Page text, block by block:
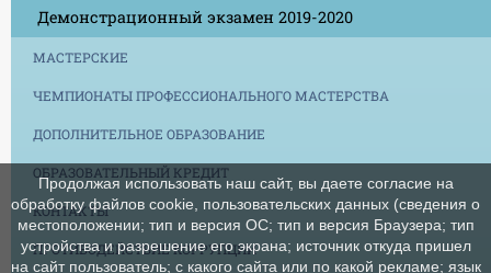
Демонстрационный экзамен 2019-2020
МАСТЕРСКИЕ
ЧЕМПИОНАТЫ ПРОФЕССИОНАЛЬНОГО МАСТЕРСТВА
ДОПОЛНИТЕЛЬНОЕ ОБРАЗОВАНИЕ
ОБРАЗОВАТЕЛЬНЫЙ КРЕДИТ
КОНТАКТЫ
ПРОТИВОДЕЙСТВИЕ КОРРУПЦИИ
Продолжая использовать наш сайт, вы даете согласие на
обработку файлов cookie, пользовательских данных (сведения о
местоположении; тип и версия ОС; тип и версия Браузера; тип
устройства и разрешение его экрана; источник откуда пришел
на сайт пользователь; с какого сайта или по какой рекламе; язык